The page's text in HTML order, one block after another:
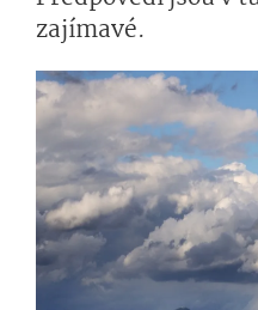
zajímavé.